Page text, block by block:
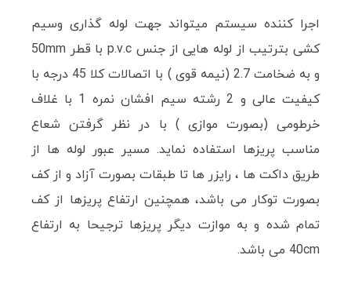
اجرا کننده سیستم میتواند جهت لوله گذاری وسیم
کشی بترتیب از لوله هایی از جنس p.v.c با قطر 50mm
و به ضخامت 2.7 (نیمه قوی ) با اتصالات کلا 45 درجه با
کیفیت عالی و 2 رشته سیم افشان نمره 1 با غلاف
خرطومی (بصورت موازی ) با در نظر گرفتن شعاع
مناسب پریزها استفاده نماید. مسیر عبور لوله ها از
طریق داکت ها ، رایزر ها تا طبقات بصورت آزاد و از کف
بصورت توکار می باشد، همچنین ارتفاع پریزها از کف
تمام شده و به موازت دیگر پریزها ترجیحا به ارتفاع
40cm می باشد.